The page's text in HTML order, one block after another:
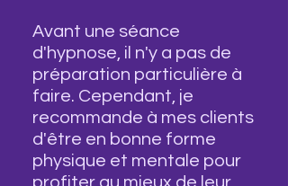
Avant une séance
d'hypnose, il n'y a pas de
préparation particulière à
faire. Cependant, je
recommande à mes clients
d'être en bonne forme
physique et mentale pour
profiter au mieux de leur